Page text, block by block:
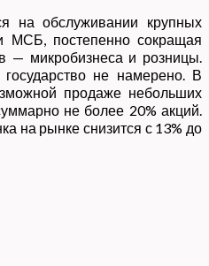
на обслуживании крупных
МСБ, постепенно сокращая
— микробизнеса и розницы.
не намерено. В
продаже небольших
не более 20% акций.
на рынке снизится с 13% до